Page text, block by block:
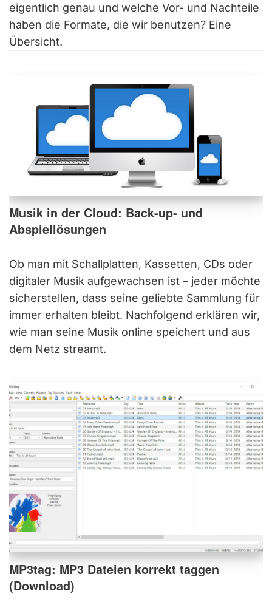
eigentlich genau und welche Vor- und Nachteile
haben die Formate, die wir benutzen? Eine
Übersicht.
Musik in der Cloud: Back-up- und
Abspiellösungen
Ob man mit Schallplatten, Kassetten, CDs oder
digitaler Musik aufgewachsen ist – jeder möchte
sicherstellen, dass seine geliebte Sammlung für
immer erhalten bleibt. Nachfolgend erklären wir,
wie man seine Musik online speichert und aus
dem Netz streamt.
MP3tag: MP3 Dateien korrekt taggen
(Download)